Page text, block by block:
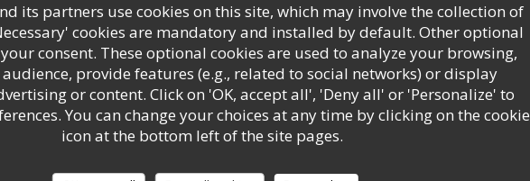
its partners use cookies on this site, which may involve the collection of
cookies are mandatory and installed by default. Other optional
consent. These optional cookies are used to analyze your browsing,
provide features (e.g., related to social networks) or display
or content. Click on 'OK, accept all', 'Deny all' or 'Personalize' to
You can change your choices at any time by clicking on the cookie
icon at the bottom left of the site pages.
!
/5 Ambiance Food 5/5 Value: 5
Je recommande